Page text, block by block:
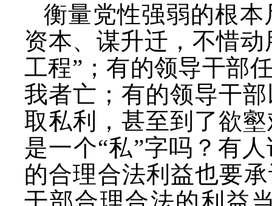
衡量党性强弱的根
资本、谋升迁，不惜
工程”；有的领导干部
我者亡；有的领导干
取私利，甚至到了欲
是一个“私”字吗？有
的合理合法利益也要
干部合理合法的利益